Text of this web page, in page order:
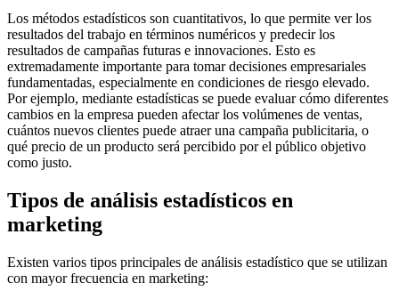
Los métodos estadísticos son cuantitativos, lo que permite ver los
resultados del trabajo en términos numéricos y predecir los
resultados de campañas futuras e innovaciones. Esto es
extremadamente importante para tomar decisiones empresariales
fundamentadas, especialmente en condiciones de riesgo elevado.
Por ejemplo, mediante estadísticas se puede evaluar cómo diferentes
cambios en la empresa pueden afectar los volúmenes de ventas,
cuántos nuevos clientes puede atraer una campaña publicitaria, o
qué precio de un producto será percibido por el público objetivo
como justo.
Tipos de análisis estadísticos en
marketing
Existen varios tipos principales de análisis estadístico que se utilizan
con mayor frecuencia en marketing: